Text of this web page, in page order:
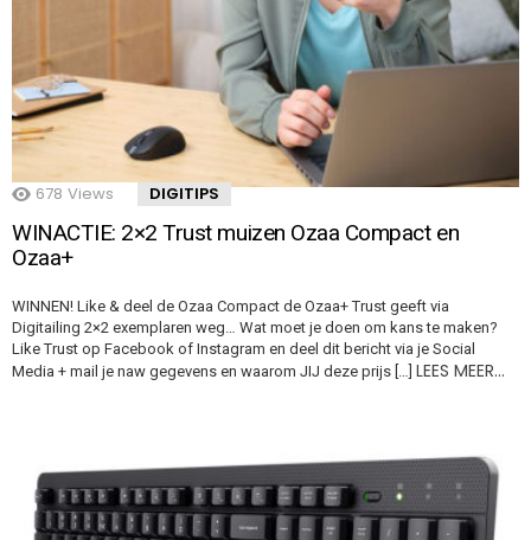
678 Views DIGITIPS
WINACTIE: 2×2 Trust muizen Ozaa Compact en
Ozaa+
WINNEN! Like & deel de Ozaa Compact de Ozaa+ Trust geeft via
Digitailing 2×2 exemplaren weg… Wat moet je doen om kans te maken?
Like Trust op Facebook of Instagram en deel dit bericht via je Social
Media + mail je naw gegevens en waarom JIJ deze prijs […] LEES MEER…